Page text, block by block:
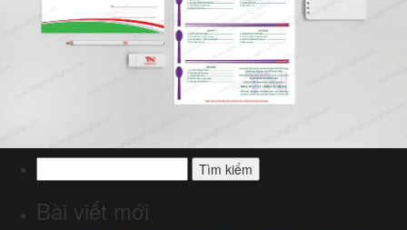
kiếm
cho:
Bài viết mới